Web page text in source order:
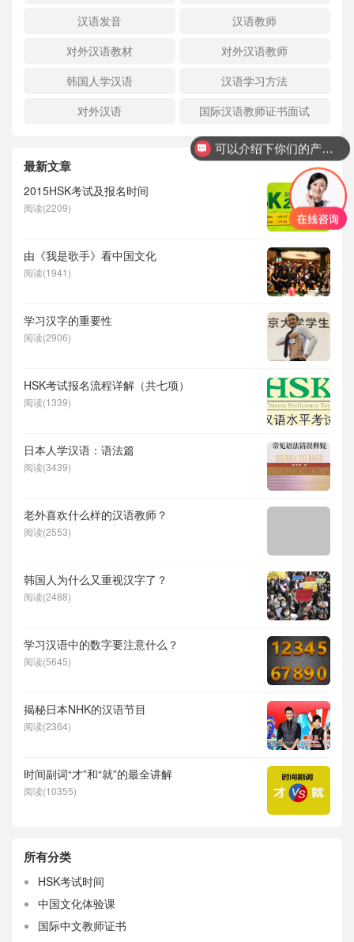
汉语发音
汉语教师
对外汉语教材
对外汉语教师
韩国人学汉语
汉语学习方法
对外汉语
国际汉语教师证书面试
最新文章
2015HSK考试及报名时间
阅读(2209)
由《我是歌手》看中国文化
阅读(1941)
学习汉字的重要性
阅读(2906)
HSK考试报名流程详解（共七项）
阅读(1339)
日本人学汉语：语法篇
阅读(3439)
老外喜欢什么样的汉语教师？
阅读(2553)
韩国人为什么又重视汉字了？
阅读(2488)
学习汉语中的数字要注意什么？
阅读(5645)
揭秘日本NHK的汉语节目
阅读(2364)
时间副词“才”和“就”的最全讲解
阅读(10355)
所有分类
HSK考试时间
中国文化体验课
国际中文教师证书
可以介绍下你们的产品么？